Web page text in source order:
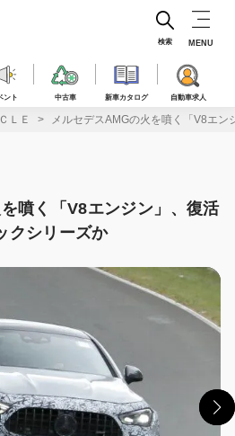
ント 中古車 新車カタログ 自動車求人
検索 MENU
ＣＬＥ メルセデスAMGの火を噴く「V8エ
噴く「V8エンジン」、復活
クシリーズか